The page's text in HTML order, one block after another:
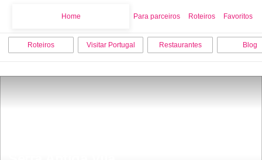
Home Para parceiros Roteiros Favoritos
Roteiros Visitar Portugal Restaurantes Blog